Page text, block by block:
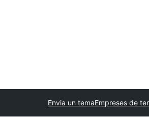
Envia un temaEmpreses de